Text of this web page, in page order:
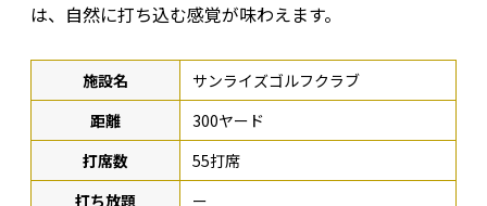
は、自然に打ち込む感覚が味わえます。
施設名
サンライズゴルフクラブ
距離
300ヤード
打席数
55打席
打ち放題
ー